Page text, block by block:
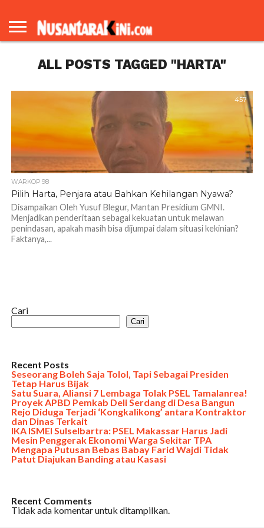
BERANDA
KAMIALL POSTS TAGGED "HARTA"
457
WARKOP 98
Pilih Harta, Penjara atau Bahkan Kehilangan Nyawa?
Disampaikan Oleh Yusuf Blegur, Mantan Presidium GMNI.
Menjadikan penderitaan sebagai kekuatan untuk melawan
penindasan, apakah masih bisa dijumpai dalam situasi kekinian?
Faktanya,...
Cari
Cari
Recent Posts
Seseorang Boleh Saja Tolol, Tapi Sebagai Presiden
Tetap Harus Bijak
Satu Suara, Aliansi 7 Lembaga Tolak PSEL Tamalanrea!
Proyek APBD Pemkab Deli Serdang di Desa Bangun
Rejo Diduga Terjadi ‘Kongkalikong’ antara Kontraktor
dan Dinas Terkait
IKA ISMEI Sulselbartra: PSEL Makassar Harus Jadi
Mesin Penggerak Ekonomi Warga Sekitar TPA
Mengapa Putusan Bebas Babay Farid Wajdi Tidak
Patut Diajukan Banding atau Kasasi
Recent Comments
Tidak ada komentar untuk ditampilkan.